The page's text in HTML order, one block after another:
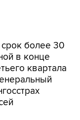
квартала